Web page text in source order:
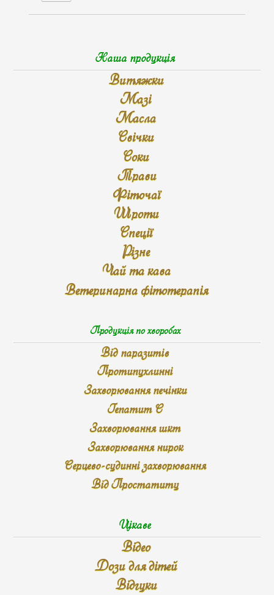
Наша продукція
Витяжки
Мазі
Масла
Свічки
Соки
Трави
Фіточаї
Шроти
Спеції
Різне
Чай та кава
Ветеринарна фітотерапія
Продукція по хворобах
Від паразитів
Протипухлинні
Захворювання печінки
Гепатит С
Захворювання шкт
Захворювання нирок
Серцево-судинні захворювання
Від Простатиту
Цікаве
Відео
Дози для дітей
Відгуки